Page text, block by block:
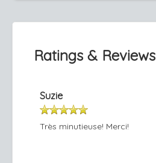
Ratings & Reviews
Suzie
Très minutieuse! Merci!